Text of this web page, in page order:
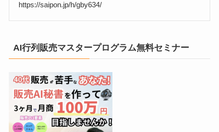
https://saipon.jp/h/gby634/
AI行列販売マスタープログラム無料セミナー